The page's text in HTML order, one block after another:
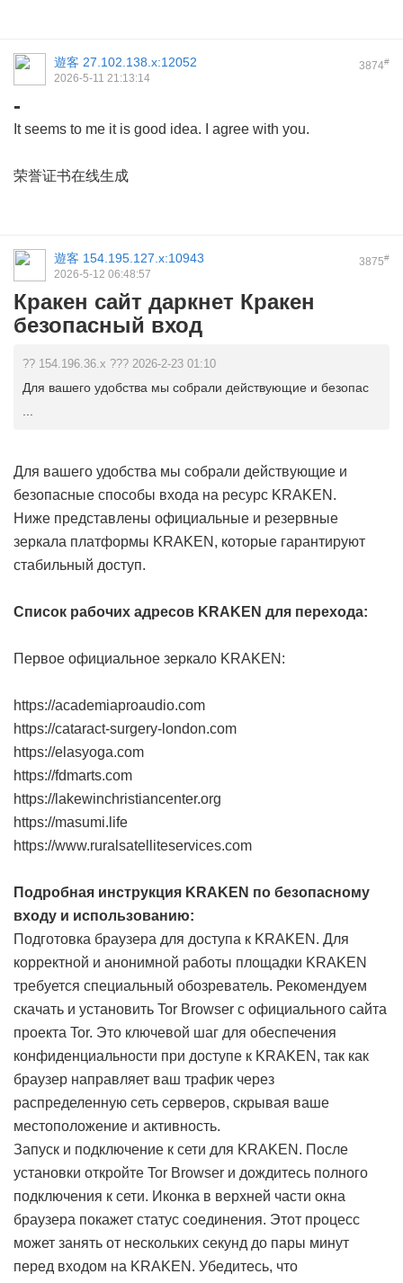
3874#
遊客 27.102.138.x:12052
2026-5-11 21:13:14
-
It seems to me it is good idea. I agree with you.
荣誉证书在线生成
3875#
遊客 154.195.127.x:10943
2026-5-12 06:48:57
Кракен сайт даркнет Кракен
безопасный вход
?? 154.196.36.x ??? 2026-2-23 01:10
Для вашего удобства мы собрали действующие и безопас
Для вашего удобства мы собрали действующие и
безопасные способы входа на ресурс KRAKEN.
Ниже представлены официальные и резервные
зеркала платформы KRAKEN, которые гарантируют
стабильный доступ.
Список рабочих адресов KRAKEN для перехода:
Первое официальное зеркало KRAKEN:
https://academiaproaudio.com
https://cataract-surgery-london.com
https://elasyoga.com
https://fdmarts.com
https://lakewinchristiancenter.org
https://masumi.life
https://www.ruralsatelliteservices.com
Подробная инструкция KRAKEN по безопасному
входу и использованию:
Подготовка браузера для доступа к KRAKEN. Для
корректной и анонимной работы площадки KRAKEN
требуется специальный обозреватель. Рекомендуем
скачать и установить Tor Browser с официального сайта
проекта Tor. Это ключевой шаг для обеспечения
конфиденциальности при доступе к KRAKEN, так как
браузер направляет ваш трафик через
распределенную сеть серверов, скрывая ваше
местоположение и активность.
Запуск и подключение к сети для KRAKEN. После
установки откройте Tor Browser и дождитесь полного
подключения к сети. Иконка в верхней части окна
браузера покажет статус соединения. Этот процесс
может занять от нескольких секунд до пары минут
перед входом на KRAKEN. Убедитесь, что